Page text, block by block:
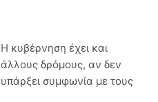
Η κυβέρνηση έχει και
άλλους δρόμους, αν δεν
υπάρξει συμφωνία με τους